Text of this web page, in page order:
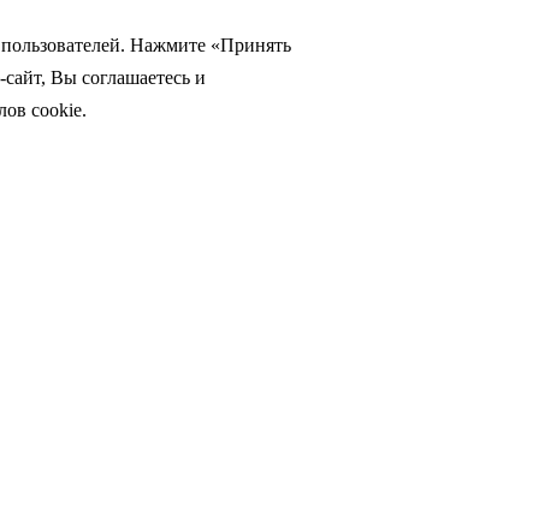
Нажмите «Принять
Вы соглашаетесь и
cookie.